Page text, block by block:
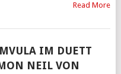
Read More
MVULA IM DUETT
NEIL VON